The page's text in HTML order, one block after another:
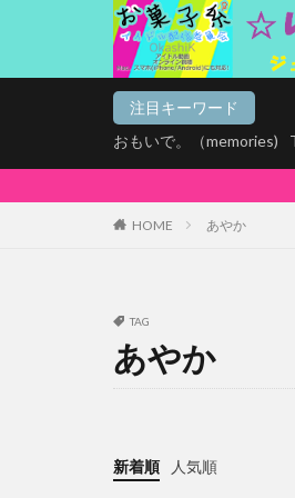
注目キーワード
おもいで。（memories)
本ページはプロモー
HOME あやか
TAG
あやか
新着順 人気順